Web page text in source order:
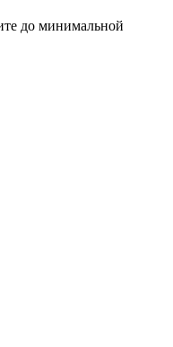
до минимальной